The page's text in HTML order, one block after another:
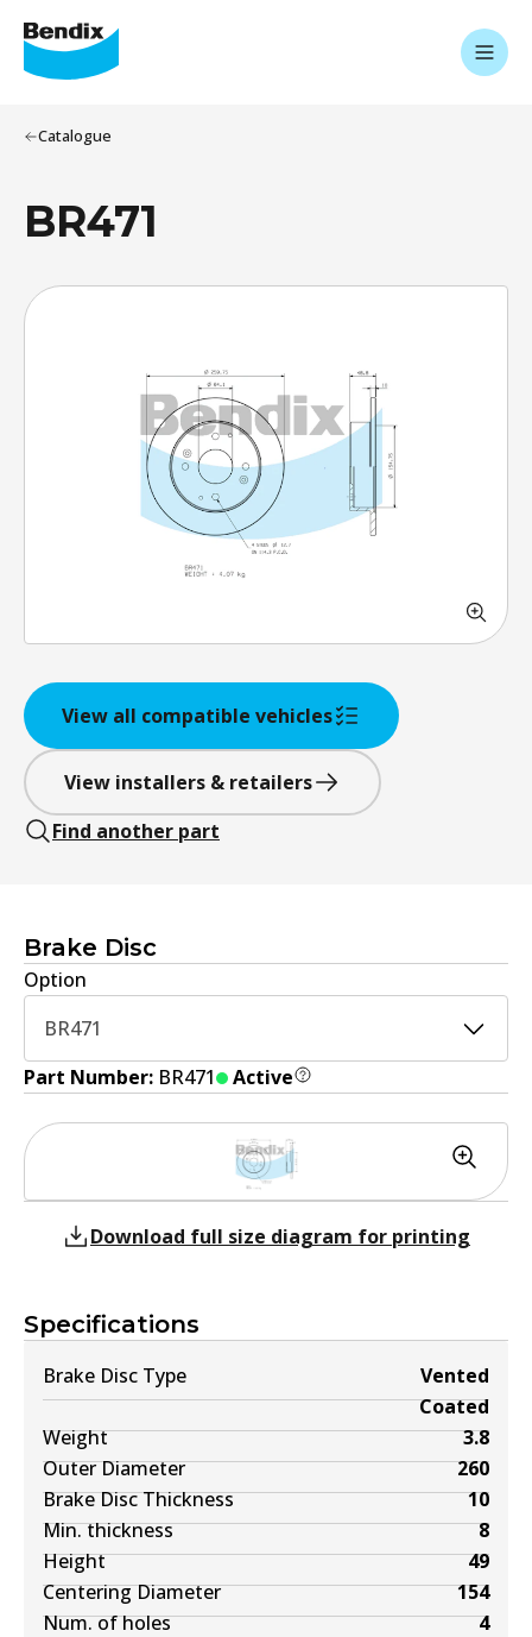
Catalogue
BR471
View all compatible vehicles
View installers & retailers
Find another part
Brake Disc
Option
BR471
Part Number: BR471 Active
Specifications
Brake Disc Type
Vented
Coated
Weight
3.8
Outer Diameter
260
Brake Disc Thickness
10
Min. thickness
8
Height
49
Centering Diameter
154
Num. of holes
4
Download full size diagram for printing